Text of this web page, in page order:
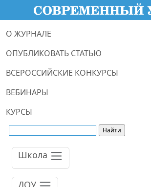
О ЖУРНАЛЕ
ОПУБЛИКОВАТЬ СТАТЬЮ
ВСЕРОССИЙСКИЕ КОНКУРСЫ
ВЕБИНАРЫ
КУРСЫ
Школа